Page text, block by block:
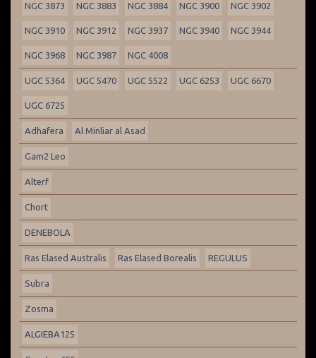
NGC 3873 NGC 3883 NGC 3884 NGC 3900 NGC 3902
NGC 3910 NGC 3912 NGC 3937 NGC 3940 NGC 3944
NGC 3968 NGC 3987 NGC 4008
UGC 5364 UGC 5470 UGC 5522 UGC 6253 UGC 6670
UGC 6725
Adhafera Al Minliar al Asad
Gam2 Leo
Alterf
Chort
DENEBOLA
Ras Elased Australis Ras Elased Borealis REGULUS
Subra
Zosma
ALGIEBA125